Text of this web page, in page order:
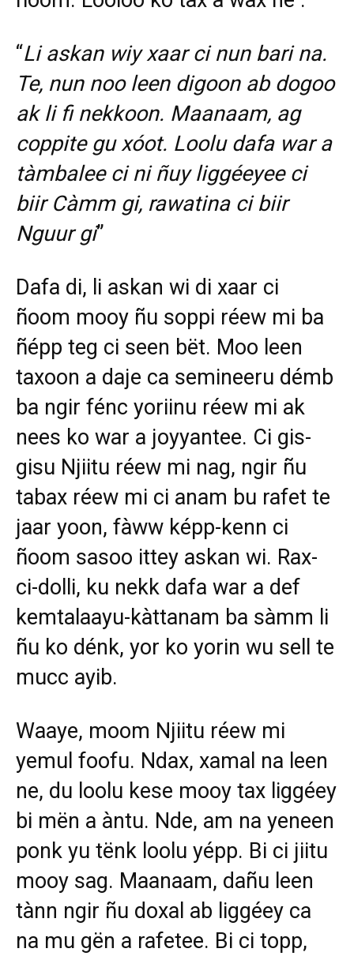
“Li askan wiy xaar ci nun bari na.
Te, nun noo leen digoon ab dogoo
ak li fi nekkoon. Maanaam, ag
coppite gu xóot. Loolu dafa war a
tàmbalee ci ni ñuy liggéeyee ci
biir Càmm gi, rawatina ci biir
Nguur gi”
Dafa di, li askan wi di xaar ci
ñoom mooy ñu soppi réew mi ba
ñépp teg ci seen bët. Moo leen
taxoon a daje ca semineeru démb
ba ngir fénc yoriinu réew mi ak
nees ko war a joyyantee. Ci gis-
gisu Njiitu réew mi nag, ngir ñu
tabax réew mi ci anam bu rafet te
jaar yoon, fàww képp-kenn ci
ñoom sasoo ittey askan wi. Rax-
ci-dolli, ku nekk dafa war a def
kemtalaayu-kàttanam ba sàmm li
ñu ko dénk, yor ko yorin wu sell te
mucc ayib.
Waaye, moom Njiitu réew mi
yemul foofu. Ndax, xamal na leen
ne, du loolu kese mooy tax liggéey
bi mën a àntu. Nde, am na yeneen
ponk yu tënk loolu yépp. Bi ci jiitu
mooy sag. Maanaam, dañu leen
tànn ngir ñu doxal ab liggéey ca
na mu gën a rafetee. Bi ci topp,